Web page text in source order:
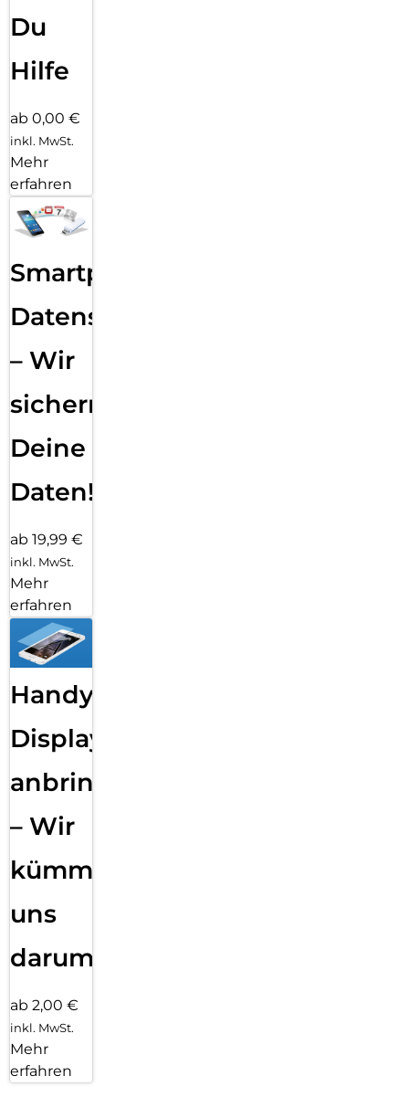
Du
Hilfe
ab 0,00 €
inkl. MwSt.
Mehr
erfahren
Smartphone
Datensicherung
– Wir
sichern
Deine
Daten!
ab 19,99 €
inkl. MwSt.
Mehr
erfahren
Handy
Displayfolie
anbringen
– Wir
kümmern
uns
darum!
ab 2,00 €
inkl. MwSt.
Mehr
erfahren